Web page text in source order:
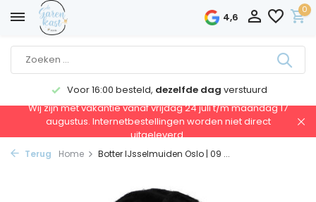
4,6
0
Voor 16:00 besteld, dezelfde dag verstuurd
Wij zijn met vakantie vanaf vrijdag 24 juli t/m maandag 17
augustus. Internetbestellingen worden niet direct
uitgeleverd.
Terug Home Botter IJsselmuiden Oslo | 09 ...